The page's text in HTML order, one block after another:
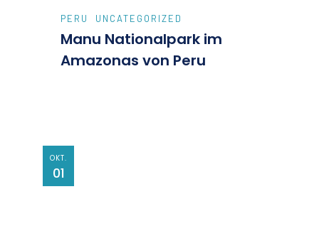
PERU UNCATEGORIZED
Manu Nationalpark im
Amazonas von Peru
OKT.
01